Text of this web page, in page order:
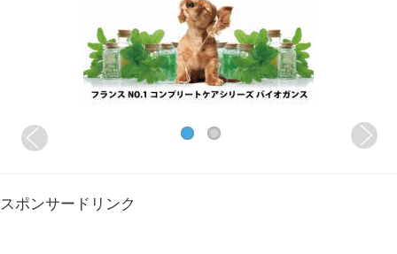
スポンサードリンク